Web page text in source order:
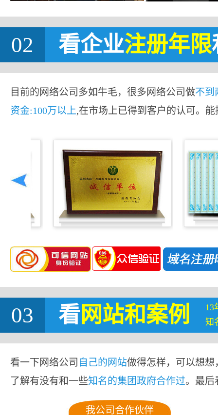
02 看企业注册年限
目前的网络公司多如牛毛，很多网络公司做不到
资金:100万以上,在市场上已得到客户的认可。
03 看网站和案例
13
知
看一下网络公司 自己的网站做得怎样，可以想
了解有没有和一些知名的集团政府合作过。最后
我公司合作伙伴